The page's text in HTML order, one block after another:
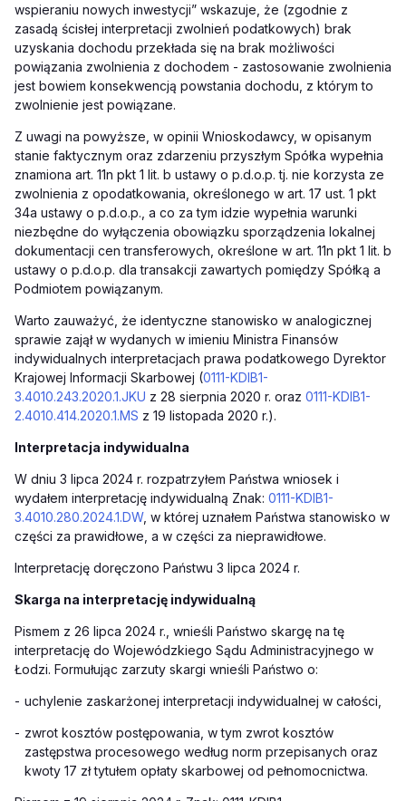
wspieraniu nowych inwestycji” wskazuje, że (zgodnie z
zasadą ścisłej interpretacji zwolnień podatkowych) brak
uzyskania dochodu przekłada się na brak możliwości
powiązania zwolnienia z dochodem - zastosowanie zwolnienia
jest bowiem konsekwencją powstania dochodu, z którym to
zwolnienie jest powiązane.
Z uwagi na powyższe, w opinii Wnioskodawcy, w opisanym
stanie faktycznym oraz zdarzeniu przyszłym Spółka wypełnia
znamiona art. 11n pkt 1 lit. b ustawy o p.d.o.p. tj. nie korzysta ze
zwolnienia z opodatkowania, określonego w art. 17 ust. 1 pkt
34a ustawy o p.d.o.p., a co za tym idzie wypełnia warunki
niezbędne do wyłączenia obowiązku sporządzenia lokalnej
dokumentacji cen transferowych, określone w art. 11n pkt 1 lit. b
ustawy o p.d.o.p. dla transakcji zawartych pomiędzy Spółką a
Podmiotem powiązanym.
Warto zauważyć, że identyczne stanowisko w analogicznej
sprawie zajął w wydanych w imieniu Ministra Finansów
indywidualnych interpretacjach prawa podatkowego Dyrektor
Krajowej Informacji Skarbowej (0111-KDIB1-
3.4010.243.2020.1.JKU z 28 sierpnia 2020 r. oraz 0111-KDIB1-
2.4010.414.2020.1.MS z 19 listopada 2020 r.).
Interpretacja indywidualna
W dniu 3 lipca 2024 r. rozpatrzyłem Państwa wniosek i
wydałem interpretację indywidualną Znak: 0111-KDIB1-
3.4010.280.2024.1.DW, w której uznałem Państwa stanowisko w
części za prawidłowe, a w części za nieprawidłowe.
Interpretację doręczono Państwu 3 lipca 2024 r.
Skarga na interpretację indywidualną
Pismem z 26 lipca 2024 r., wnieśli Państwo skargę na tę
interpretację do Wojewódzkiego Sądu Administracyjnego w
Łodzi. Formułując zarzuty skargi wnieśli Państwo o:
- uchylenie zaskarżonej interpretacji indywidualnej w całości,
- zwrot kosztów postępowania, w tym zwrot kosztów
zastępstwa procesowego według norm przepisanych oraz
kwoty 17 zł tytułem opłaty skarbowej od pełnomocnictwa.